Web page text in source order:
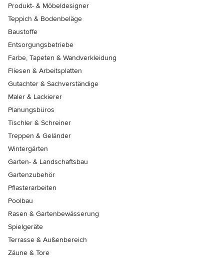
Produkt- & Möbeldesigner
Teppich & Bodenbeläge
Baustoffe
Entsorgungsbetriebe
Farbe, Tapeten & Wandverkleidung
Fliesen & Arbeitsplatten
Gutachter & Sachverständige
Maler & Lackierer
Planungsbüros
Tischler & Schreiner
Treppen & Geländer
Wintergärten
Garten- & Landschaftsbau
Gartenzubehör
Pflasterarbeiten
Poolbau
Rasen & Gartenbewässerung
Spielgeräte
Terrasse & Außenbereich
Zäune & Tore